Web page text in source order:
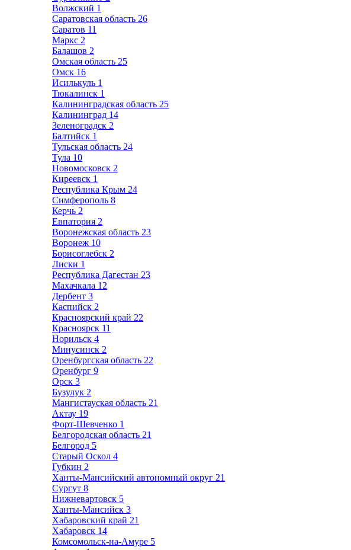
Волжский 1
Саратовская область 26
Саратов 11
Маркс 2
Балашов 2
Омская область 25
Омск 16
Исилькуль 1
Тюкалинск 1
Калининградская область 25
Калининград 14
Зеленоградск 2
Балтийск 1
Тульская область 24
Тула 10
Новомосковск 2
Киреевск 1
Республика Крым 24
Симферополь 8
Керчь 2
Евпатория 2
Воронежская область 23
Воронеж 10
Борисоглебск 2
Лиски 1
Республика Дагестан 23
Махачкала 12
Дербент 3
Каспийск 2
Красноярский край 22
Красноярск 11
Норильск 4
Минусинск 2
Оренбургская область 22
Оренбург 9
Орск 3
Бузулук 2
Мангистауская область 21
Актау 19
Форт-Шевченко 1
Белгородская область 21
Белгород 5
Старый Оскол 4
Губкин 2
Ханты-Мансийский автономный округ 21
Сургут 8
Нижневартовск 5
Ханты-Мансийск 3
Хабаровский край 21
Хабаровск 14
Комсомольск-на-Амуре 5